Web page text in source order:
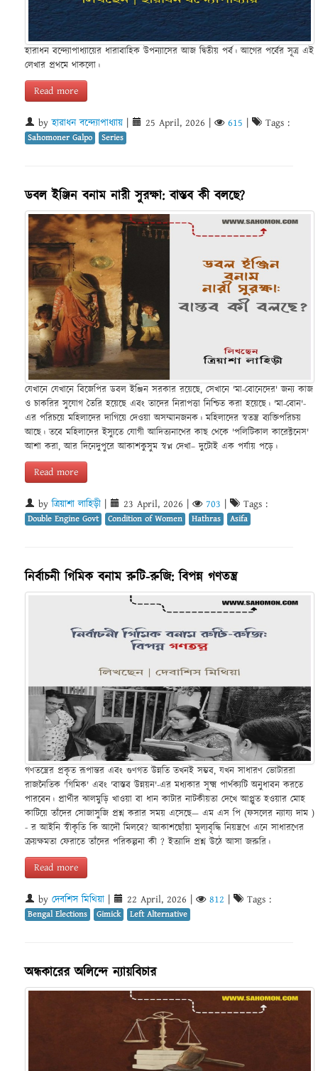
হারাধন বন্দ্যোপাধ্যায়ের ধারাবাহিক উপন্যাসের আজ দ্বিতীয় পর্ব। আগের পর্বের সূত্র এই
লেখার প্রথমে থাকলো।
Read more
byহারাধন বন্দ্যোপাধ্যায় 25 April, 2026 615 Tags :
Sahomoner Galpo Series
ডবল ইঞ্জিন বনাম নারী সুরক্ষা: বাস্তব কী বলছে?
যেখানে যেখানে বিজেপির ডবল ইঞ্জিন সরকার রয়েছে, সেখানে 'মা-বোনেদের' জন্য কাজ
ও চাকরির সুযোগ তৈরি হয়েছে এবং তাদের নিরাপত্তা নিশ্চিত করা হয়েছে। 'মা-বোন'-
এর পরিচয়ে মহিলাদের দাগিয়ে দেওয়া অসম্মানজনক। মহিলাদের স্বতন্ত্র ব্যক্তিপরিচয়
আছে। তবে মহিলাদের ইস্যুতে যোগী আদিত্যনাথের কাছ থেকে 'পলিটিকাল কারেক্টনেস'
আশা করা, আর দিনেদুপুরে আকাশকুসুম স্বপ্ন দেখা– দুটোই এক পর্যায় পড়ে।
Read more
byত্রিয়াশা লাহিড়ী 23 April, 2026 703 Tags :
Double Engine Govt Condition of Women Hathras Asifa
নির্বাচনী গিমিক বনাম রুটি-রুজি: বিপন্ন গণতন্ত্র
গণতন্ত্রের প্রকৃত রূপান্তর এবং গুণগত উন্নতি তখনই সম্ভব, যখন সাধারণ ভোটাররা
রাজনৈতিক 'গিমিক' এবং 'বাস্তব উন্নয়ন'-এর মধ্যকার সূক্ষ্ম পার্থক্যটি অনুধাবন করতে
পারবেন। প্রার্থীর ঝালমুড়ি খাওয়া বা ধান কাটার নাটকীয়তা দেখে আপ্লুত হওয়ার মোহ
কাটিয়ে তাঁদের সোজাসুজি প্রশ্ন করার সময় এসেছে— এম এস পি (ফসলের ন্যায্য দাম )
- র আইনি স্বীকৃতি কি আদৌ মিলবে? আকাশছোঁয়া মূল্যবৃদ্ধি নিয়ন্ত্রণে এনে সাধারণের
ক্রয়ক্ষমতা ফেরাতে তাঁদের পরিকল্পনা কী ? ইত্যাদি প্রশ্ন উঠে আসা জরুরি।
Read more
by দেবশিস মিথিয়া 22 April, 2026 812 Tags :
Bengal Elections Gimick Left Alternative
অন্ধকারের অলিন্দে ন্যায়বিচার